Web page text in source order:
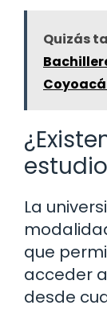
Quizás
La
que
acceder
desde